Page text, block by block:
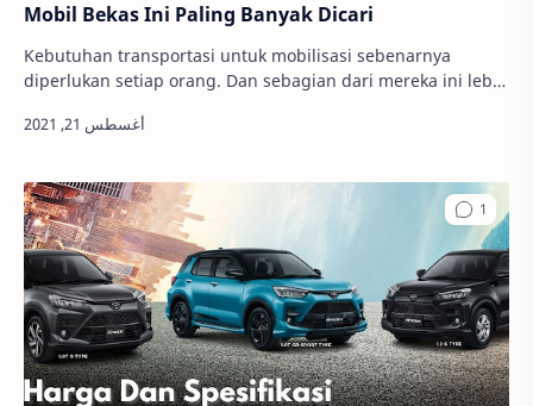
Mobil Bekas Ini Paling Banyak Dicari
Kebutuhan transportasi untuk mobilisasi sebenarnya
diperlukan setiap orang. Dan sebagian dari mereka ini lebih